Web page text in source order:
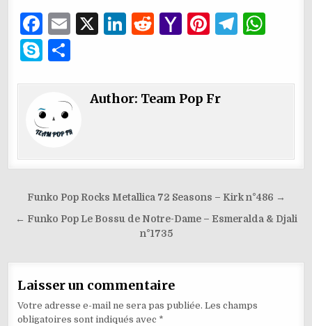
F
a
c
e
b
o
o
E
l
X
Li
e
R
di
Y
o
ai
Pi
re
T
g s
p
S
p
e
ta
g
er
Author: Team Pop Fr
Navigation
de
Funko Pop Rocks Metallica 72 Seasons – Kirk n°486 →
← Funko Pop Le Bossu de Notre-Dame – Esmeralda & Djali
n°1735
Laisser un commentaire
Votre adresse e-mail ne sera pas publiée. Les champs
obligatoires sont indiqués avec *